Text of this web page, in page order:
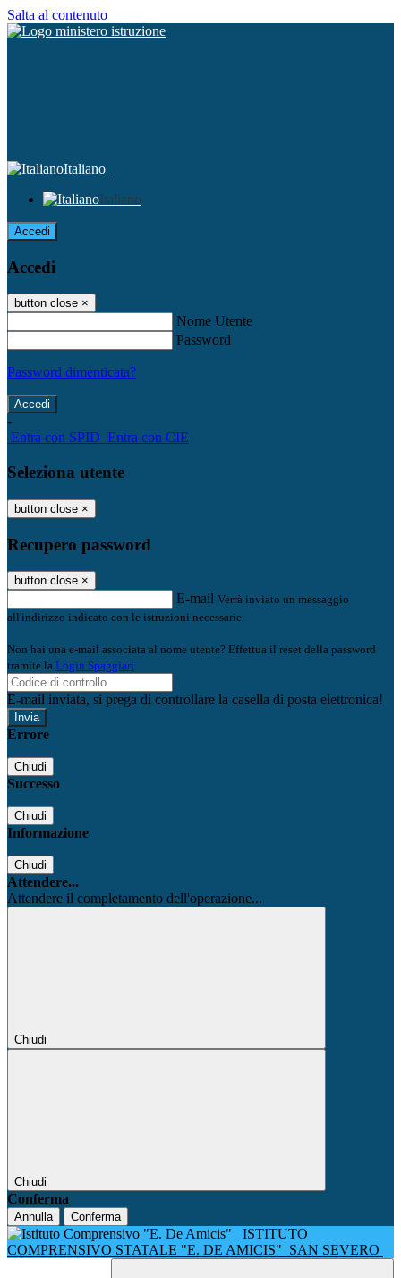
Salta al contenuto
Italiano
Italiano
Accedi
Accedi
button close ×
Nome Utente
Password
Password dimenticata?
-
Entra con SPID Entra con CIE
Seleziona utente
button close ×
Recupero password
button close ×
E-mail Verrà inviato un messaggio
all'indirizzo indicato con le istruzioni necessarie.
Non hai una e-mail associata al nome utente? Effettua il reset della password
tramite la Login Spaggiari
E-mail inviata, si prega di controllare la casella di posta elettronica!
Errore
Chiudi
Successo
Chiudi
Informazione
Chiudi
Attendere...
Attendere il completamento dell'operazione...
Chiudi
Chiudi
Conferma
Annulla Conferma
ISTITUTO
COMPRENSIVO STATALE "E. DE AMICIS" SAN SEVERO